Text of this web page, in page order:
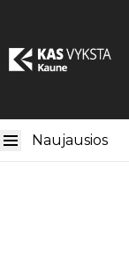
Naujausios